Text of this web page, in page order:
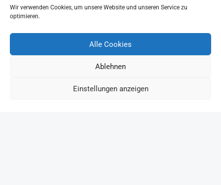
Wir verwenden Cookies, um unsere Website und unseren Service zu
optimieren.
Alle Cookies
Ablehnen
Einstellungen anzeigen